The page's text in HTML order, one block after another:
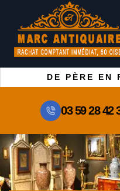
DE PÈRE EN
03 59 28 42